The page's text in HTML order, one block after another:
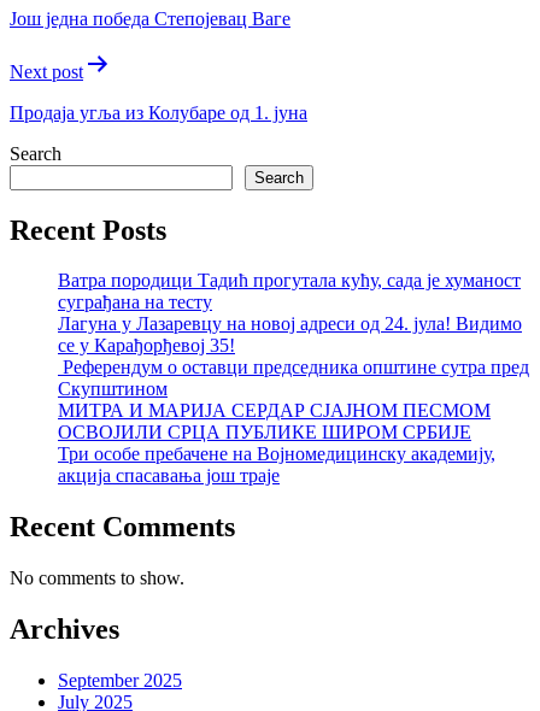
Још jедна победа Степоjевац Ваге
Next post
Продаjа угља из Колубаре од 1. jуна
Search
Search
Recent Posts
Ватра породици Тадић прогутала кућу, сада је хуманост
суграђана на тесту
Лагуна у Лазаревцу на новој адреси од 24. јула! Видимо
се у Карађорђевој 35!
Референдум о оставци председника општине сутра пред
Скупштином
МИТРА И МАРИЈА СЕРДАР СЈАЈНОМ ПЕСМОМ
ОСВОЈИЛИ СРЦА ПУБЛИКЕ ШИРОМ СРБИЈЕ
Три особе пребачене на Војномедицинску академију,
акција спасавања још траје
Recent Comments
No comments to show.
Archives
September 2025
July 2025